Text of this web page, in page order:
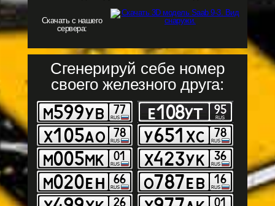
Скачать с нашего
сервера:
Сгенерируй себе номер
своего железного друга: